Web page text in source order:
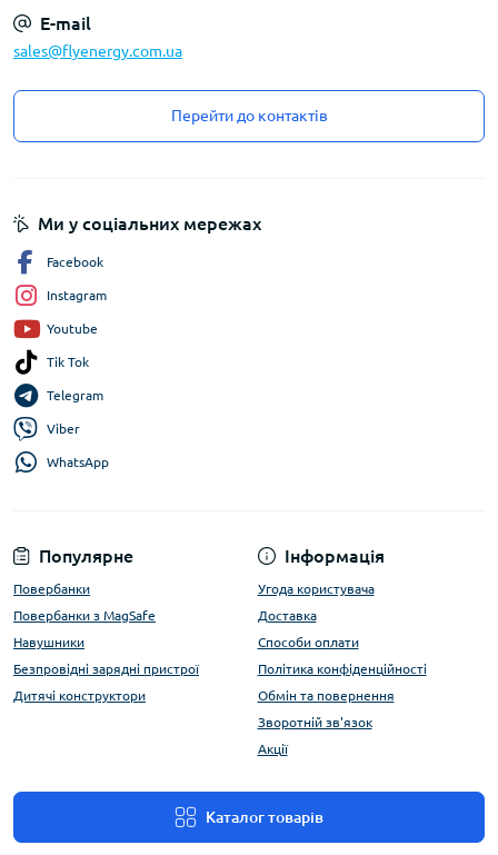
E-mail
sales@flyenergy.com.ua
Перейти до контактів
Популярне
Повербанки
Повербанки з MagSafe
Навушники
Безпровідні зарядні пристрої
Дитячі конструктори
Інформація
Угода користувача
Доставка
Способи оплати
Політика конфіденційності
Обмін та повернення
Зворотній зв'язок
Акції
Каталог товарів
Ми у соціальних мережах
Facebook
Instagram
Youtube
Tik Tok
Telegram
Viber
WhatsApp